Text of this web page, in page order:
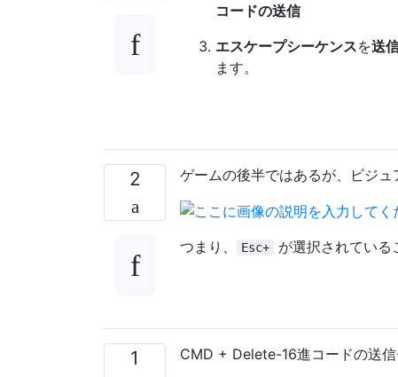
コードの送信
エスケープシーケンスを送
ます。
2 ゲームの後半ではあるが、ビジュ
つまり、 Esc+ が選択されている
1
CMD + Delete-16進コードの送